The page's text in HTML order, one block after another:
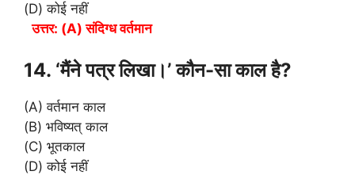
(D) कोई नहीं
उत्तर: (A) संदिग्ध वर्तमान
14. ‘मैंने पत्र लिखा।’ कौन-सा काल है?
(A) वर्तमान काल
(B) भविष्यत् काल
(C) भूतकाल
(D) कोई नहीं